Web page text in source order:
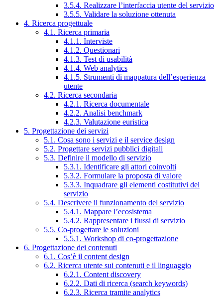
3.5.4. Realizzare l’interfaccia utente del servizio
3.5.5. Validare la soluzione ottenuta
4. Ricerca progettuale
4.1. Ricerca primaria
4.1.1. Interviste
4.1.2. Questionari
4.1.3. Test di usabilità
4.1.4. Web analytics
4.1.5. Strumenti di mappatura dell’esperienza
utente
4.2. Ricerca secondaria
4.2.1. Ricerca documentale
4.2.2. Analisi benchmark
4.2.3. Valutazione euristica
5. Progettazione dei servizi
5.1. Cosa sono i servizi e il service design
5.2. Progettare servizi pubblici digitali
5.3. Definire il modello di servizio
5.3.1. Identificare gli attori coinvolti
5.3.2. Formulare la proposta di valore
5.3.3. Inquadrare gli elementi costitutivi del
servizio
5.4. Descrivere il funzionamento del servizio
5.4.1. Mappare l’ecosistema
5.4.2. Rappresentare i flussi di servizio
5.5. Co-progettare le soluzioni
5.5.1. Workshop di co-progettazione
6. Progettazione dei contenuti
6.1. Cos’è il content design
6.2. Ricerca utente sui contenuti e il linguaggio
6.2.1. Content discovery
6.2.2. Dati di ricerca (search keywords)
6.2.3. Ricerca tramite analytics